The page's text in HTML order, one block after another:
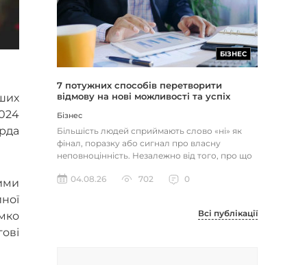
БІЗНЕС
7 потужних способів перетворити
відмову на нові можливості та успіх
Бізнес
Більшість людей сприймають слово «ні» як
фінал, поразку або сигнал про власну
неповноцінність. Незалежно від того, про що
04.08.26
702 0
Всі публікації